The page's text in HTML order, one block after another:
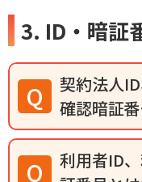
3. ID・暗証
契約法人
確認暗証
利用者ID